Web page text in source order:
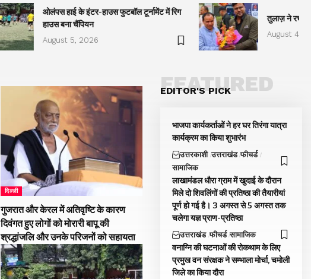
ओलंपस हाई के इंटर-हाउस फुटबॉल टूर्नामेंट में रिग
हाउस बना चैंपियन
August 5, 2026
तुलाज़ ने रचा
August 4,
दिल्ली
गुजरात और केरल में अतिवृष्टि के कारण
दिवंगत हुए लोगों को मोरारी बापू की
श्रद्धांजलि और उनके परिजनों को सहायता
EDITOR'S PICK
FEATURED
भाजपा कार्यकर्ताओं ने हर घर तिरंगा यात्रा
कार्यक्रम का किया शुभारंभ
उत्तरकाशी उत्तराखंड फीचर्ड
सामाजिक
लाखामंडल धौरा ग्राम में खुदाई के दौरान
मिले दो शिवलिंगों की प्रतिष्ठा की तैयारीयां
पूर्ण हो गई है। 3 अगस्त से 5 अगस्त तक
चलेगा यज्ञ प्राण-प्रतिष्ठा
उत्तराखंड फीचर्ड सामाजिक
वनाग्नि की घटनाओं की रोकथाम के लिए
प्रमुख वन संरक्षक ने सम्भाला मोर्चा, चमोली
जिले का किया दौरा